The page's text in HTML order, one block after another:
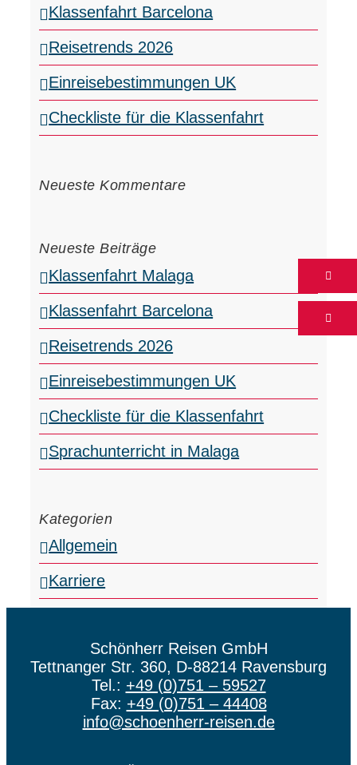
Klassenfahrt Barcelona
Reisetrends 2026
Einreisebestimmungen UK
Checkliste für die Klassenfahrt
Neueste Kommentare
Neueste Beiträge
Klassenfahrt Malaga
Klassenfahrt Barcelona
Reisetrends 2026
Einreisebestimmungen UK
Checkliste für die Klassenfahrt
Sprachunterricht in Malaga
Kategorien
Allgemein
Karriere
Schönherr Reisen GmbH
Tettnanger Str. 360, D-88214 Ravensburg
Tel.: +49 (0)751 – 59527
Fax: +49 (0)751 – 44408
info@schoenherr-reisen.de